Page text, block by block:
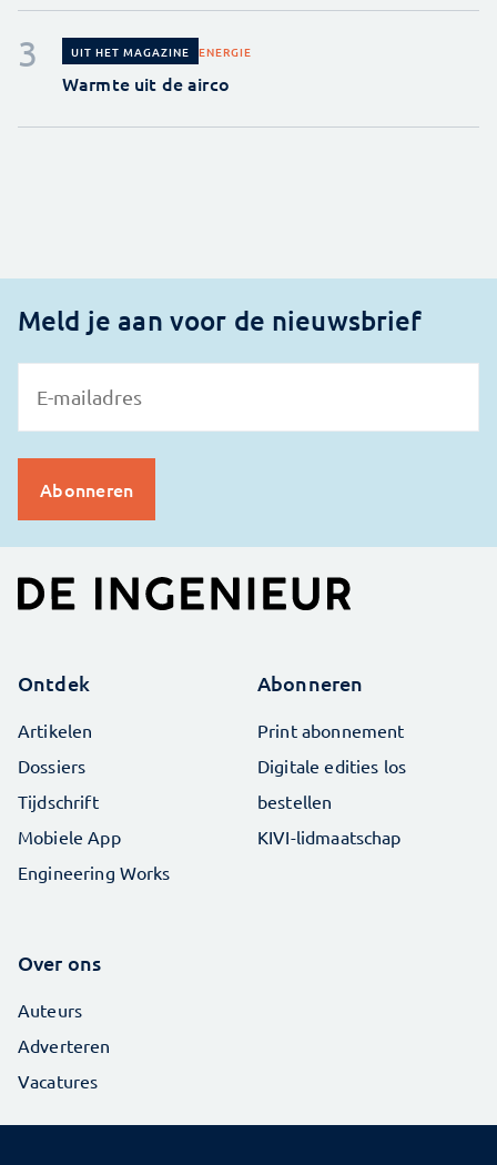
UIT HET MAGAZINE ENERGIE
Warmte uit de airco
Meld je aan voor de nieuwsbrief
Ontdek
Artikelen
Dossiers
Tijdschrift
Mobiele App
Engineering Works
Abonneren
Print abonnement
Digitale edities los
bestellen
KIVI-lidmaatschap
Over ons
Auteurs
Adverteren
Vacatures